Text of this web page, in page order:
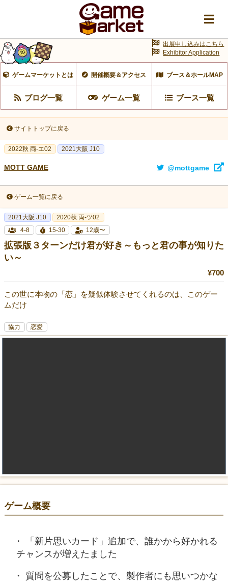
ゲームマーケットとは 開催概要＆アクセス ブース＆ホールMAP
ブログ一覧 ゲーム一覧 ブース一覧
出展申し込みはこちら
Exhibitor Application
サイトトップに戻る
2022秋 両-エ02 2021大阪 J10
MOTT GAME @mottgame
ゲーム一覧に戻る
2021大阪 J10
2020秋 両-ツ02
4-8
15-30 12歳〜
拡張版３ターンだけ君が好き～もっと君の事が知りた
い～
¥700
この世に本物の「恋」を疑似体験させてくれるのは、このゲー
ムだけ
協力 恋愛
ゲーム概要
「新片思いカード」追加で、誰かから好かれる
チャンスが増えたました
質問を公募したことで、製作者にも思いつかな